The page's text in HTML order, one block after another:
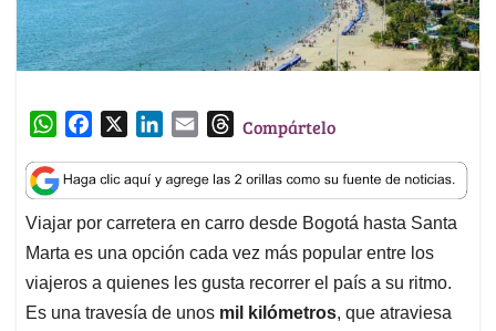
W
a
t
s
A
p
p
c
e
b
o
o
k
n
k
e
d
I
n
a
i
l
T
r
e
a
d
s
Compártelo
Viajar por carretera en carro desde Bogotá hasta Santa
Marta es una opción cada vez más popular entre los
viajeros a quienes les gusta recorrer el país a su ritmo.
Es una travesía de unos mil kilómetros, que atraviesa